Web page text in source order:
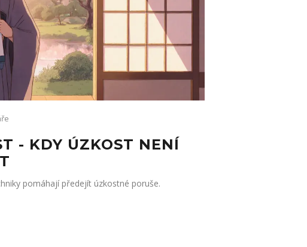
- KDY ÚZKOST NENÍ
pomáhají předejít úzkostné poruše.